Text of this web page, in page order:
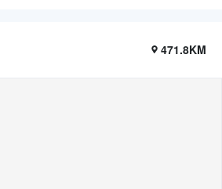
471.8KM